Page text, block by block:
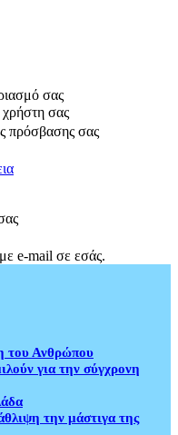
σας
σας
πρόσβασης σας
e-mail σε εσάς.
του Ανθρώπου
για την σύγχρονη
την μάστιγα της